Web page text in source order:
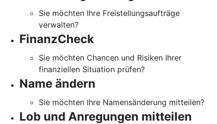
Sie möchten Ihre Freistellungsaufträge
verwalten?
FinanzCheck
Sie möchten Chancen und Risiken Ihrer
finanziellen Situation prüfen?
Name ändern
Sie möchten Ihre Namensänderung mitteilen?
Lob und Anregungen mitteilen